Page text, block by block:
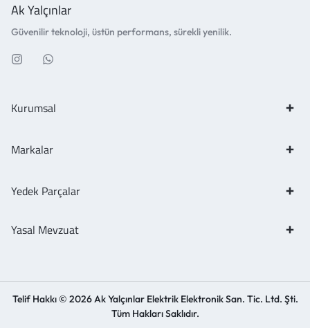
Ak Yalçınlar
Güvenilir teknoloji, üstün performans, sürekli yenilik.
Kurumsal
Markalar
Yedek Parçalar
Yasal Mevzuat
Telif Hakkı © 2026 Ak Yalçınlar Elektrik Elektronik San. Tic. Ltd. Şti.
Tüm Hakları Saklıdır.